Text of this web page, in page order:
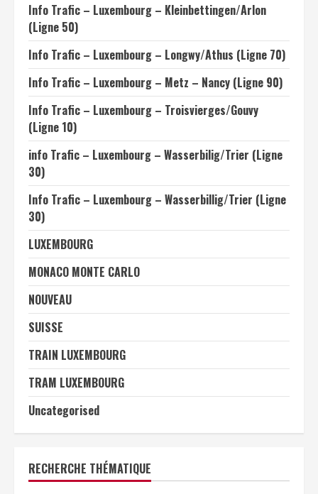
Info Trafic – Luxembourg – Kleinbettingen/Arlon
(Ligne 50)
Info Trafic – Luxembourg – Longwy/Athus (Ligne 70)
Info Trafic – Luxembourg – Metz – Nancy (Ligne 90)
Info Trafic – Luxembourg – Troisvierges/Gouvy
(Ligne 10)
info Trafic – Luxembourg – Wasserbilig/Trier (Ligne
30)
Info Trafic – Luxembourg – Wasserbillig/Trier (Ligne
30)
LUXEMBOURG
MONACO MONTE CARLO
NOUVEAU
SUISSE
TRAIN LUXEMBOURG
TRAM LUXEMBOURG
Uncategorised
RECHERCHE THÉMATIQUE